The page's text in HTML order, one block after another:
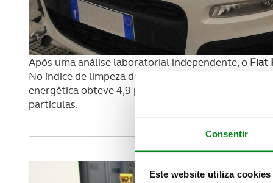
Consentir
Este website utiliza cookies
Após uma análise laboratorial independente, o Fiat
No índice de limpeza do ar, o carro italiano obteve
energética obteve 4,9 pontos. Na passagem de
partículas.